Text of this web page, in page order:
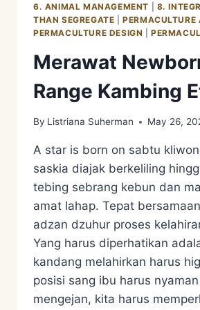
BERUSIA
SEMINGGU
6. ANIMAL MANAGEMENT
8.
THAN SEGREGATE |PERMACULTURE
PERMACULTURE DESIGN |
Merawat
Range Kambing
By Listriana Suherman May 26,
A star is born on sabtu
saskia diajak berkeliling
tebing sebrang kebun dan
amat lahap. Tepat
adzan dzuhur proses
Yang harus diperhatikan
kandang melahirkan harus
posisi sang ibu harus
mengejan, kita harus